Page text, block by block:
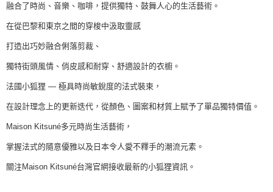
融合了時尚、音樂、咖啡，提供獨特、鼓舞人心的生活藝術。
在從巴黎和東京之間的穿梭中汲取靈感
打造出巧妙融合俐落剪裁、
獨特街頭風情、俏皮感和耐穿、舒適設計的衣櫥。
法國小狐狸 — 極具時尚敏銳度的法式裝束，
在設計理念上的更新迭代，從顏色、圖案和材質上賦予了單品獨特價值。
Maison Kitsuné多元時尚生活藝術，
掌握法式的隨意優雅以及日本令人愛不釋手的潮流元素。
關注Maison Kitsuné台灣官網接收最新的小狐狸資訊。